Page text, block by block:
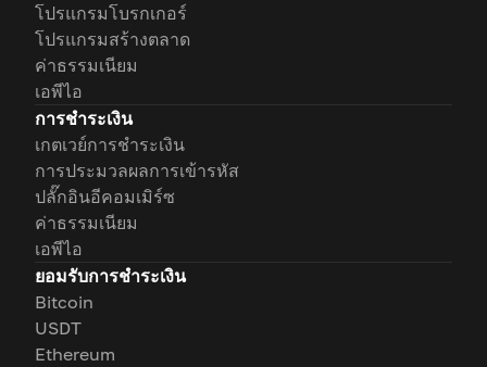
โปรแกรมโบรกเกอร์
โปรแกรมสร้างตลาด
ค่าธรรมเนียม
เอพีไอ
การชำระเงิน
เกตเวย์การชำระเงิน
การประมวลผลการเข้ารหัส
ปลั๊กอินอีคอมเมิร์ซ
ค่าธรรมเนียม
เอพีไอ
ยอมรับการชำระเงิน
Bitcoin
USDT
Ethereum